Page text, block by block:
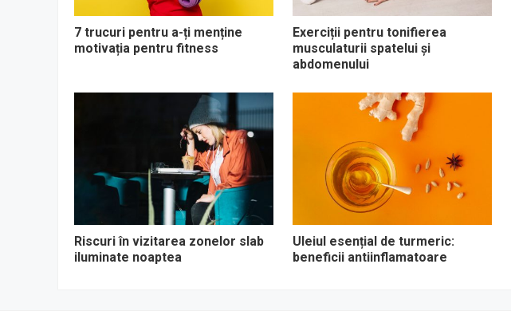
7 trucuri pentru a-ți menține
motivația pentru fitness
Exerciții pentru tonifierea
musculaturii spatelui și
abdomenului
Riscuri în vizitarea zonelor slab
iluminate noaptea
Uleiul esențial de turmeric:
beneficii antiinflamatoare